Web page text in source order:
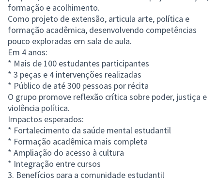
formação e acolhimento.
Como projeto de extensão, articula arte, política e
formação acadêmica, desenvolvendo competências
pouco exploradas em sala de aula.
Em 4 anos:
* Mais de 100 estudantes participantes
* 3 peças e 4 intervenções realizadas
* Público de até 300 pessoas por récita
O grupo promove reflexão crítica sobre poder, justiça e
violência política.
Impactos esperados:
* Fortalecimento da saúde mental estudantil
* Formação acadêmica mais completa
* Ampliação do acesso à cultura
* Integração entre cursos
3. Benefícios para a comunidade estudantil